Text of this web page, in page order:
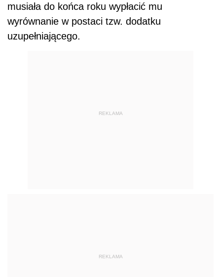
musiała do końca roku wypłacić mu
wyrównanie w postaci tzw. dodatku
uzupełniającego.
REKLAMA
REKLAMA